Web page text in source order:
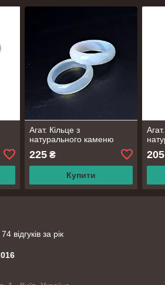
Агат. Кільце з
натурального каменю
225₴
Купити
205
відгуків за рік